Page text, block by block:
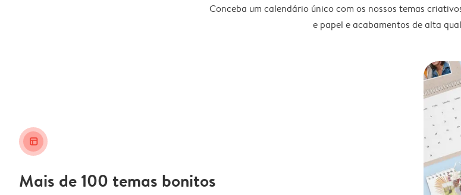
Conceba um calendário único com os nossos temas
e papel e acabamentos de alta
layout_alt
Mais de 100 temas bonitos